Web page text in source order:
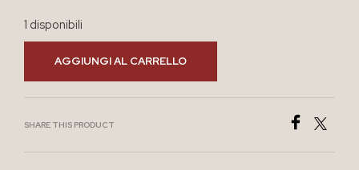
1 disponibili
AGGIUNGI AL CARRELLO
SHARE THIS PRODUCT